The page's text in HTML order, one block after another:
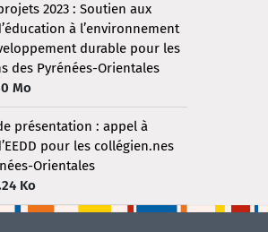
2023 : Soutien aux
à l’environnement
durable pour les
des Pyrénées-Orientales
Mo
présentation : appel à
pour les collégien.nes
Orientales
Ko